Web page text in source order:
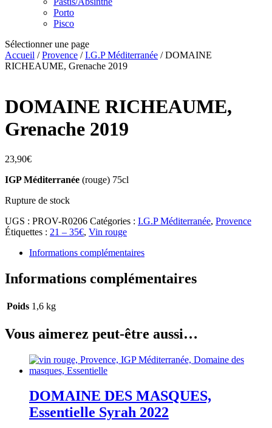
Porto
Pisco
Sélectionner une page
Accueil /Provence /I.G.P Méditerranée / DOMAINE
RICHEAUME, Grenache 2019
DOMAINE RICHEAUME,
Grenache 2019
23,90€
IGP Méditerranée (rouge) 75cl
Rupture de stock
UGS : PROV-R0206 Catégories : I.G.P Méditerranée, Provence
Étiquettes : 21 – 35€, Vin rouge
Informations complémentaires
Informations complémentaires
Poids 1,6 kg
Vous aimerez peut-être aussi…
DOMAINE DES MASQUES,
Essentielle Syrah 2022